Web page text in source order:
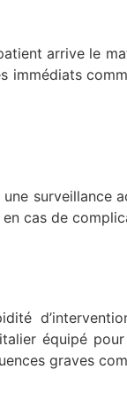
arrive le
immédiats
surveillance
cas de
équipé
graves